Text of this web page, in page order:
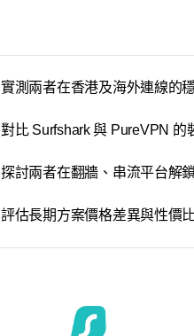
實測兩者在香港及海外連線的
對比 Surfshark 與 PureVPN 的
探討兩者在翻牆、串流平台解
評估長期方案價格差異與性價